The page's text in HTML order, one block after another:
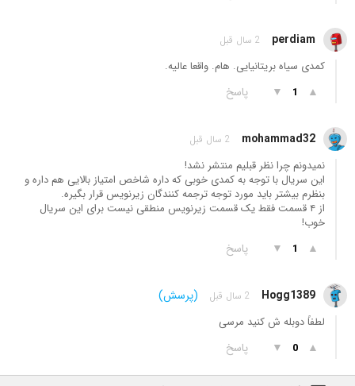
perdiam 2 سال قبل
کمدی سیاه بریتانیایی. هام. واقعا عالیه.
▲
1
▼ پاسخ
mohammad32 2 سال قبل
نمیدونم چرا نظر قبلیم منتشر نشد!
این سریال با توجه به کمدی خوبی که داره شاخص امتیاز بالایی هم داره و
بنظرم بیشتر باید مورد توجه ترجمه کنندگان زیرنویس قرار بگیره.
از ۴ قسمت فقط یک قسمت زیرنویس منطقی نیست برای این سریال
خوب!
▲
1
▼ پاسخ
Hogg1389 2 سال قبل (پرسش)
لطفاً دوبله ش کنید مرسی
▲
0
▼ پاسخ